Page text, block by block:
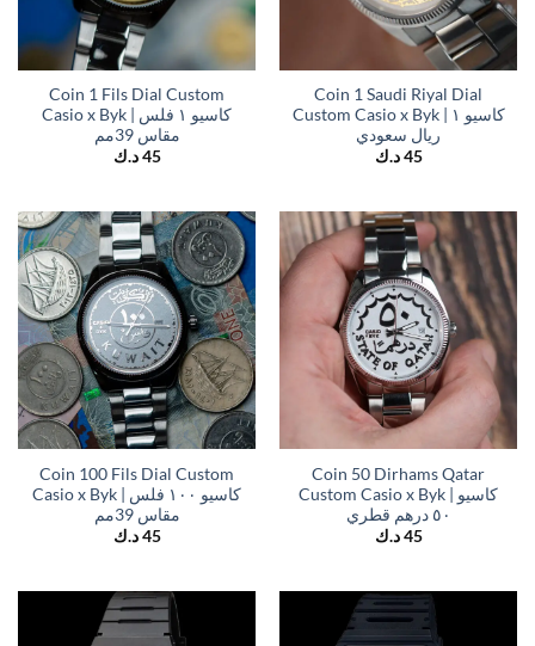
Coin 1 Fils Dial Custom
Casio x Byk | كاسيو ١ فلس
مقاس 39مم
45 د.ك
Coin 1 Saudi Riyal Dial
Custom Casio x Byk | كاسيو ١
ريال سعودي
45 د.ك
Coin 100 Fils Dial Custom
Casio x Byk | كاسيو ١٠٠ فلس
مقاس 39مم
45 د.ك
Coin 50 Dirhams Qatar
Custom Casio x Byk | كاسيو
٥٠ درهم قطري
45 د.ك